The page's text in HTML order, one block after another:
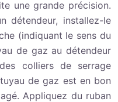
une grande précision.
détendeur, installez-le
(indiquant le sens du
de gaz au détendeur
colliers de serrage
de gaz est en bon
Appliquez du ruban